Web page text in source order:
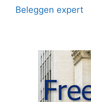
Beleggen expert